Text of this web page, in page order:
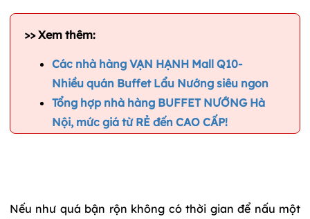
>> Xem thêm:
Các nhà hàng VẠN HẠNH Mall Q10-
Nhiều quán Buffet Lẩu Nướng siêu ngon
Tổng hợp nhà hàng BUFFET NƯỚNG Hà
Nội, mức giá từ RẺ đến CAO CẤP!
Nếu như quá bận rộn không có thời gian để nấu một